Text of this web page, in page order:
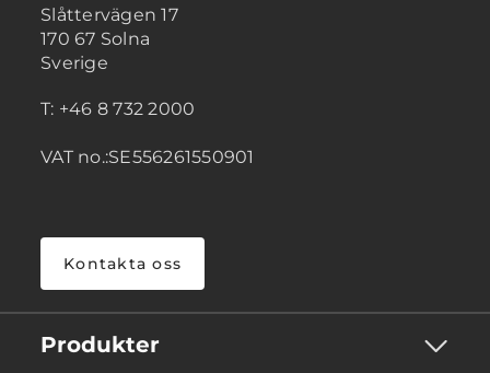
Slåttervägen 17
170 67 Solna
Sverige
T: +46 8 732 2000
VAT no.:SE556261550901
Kontakta oss
Produkter